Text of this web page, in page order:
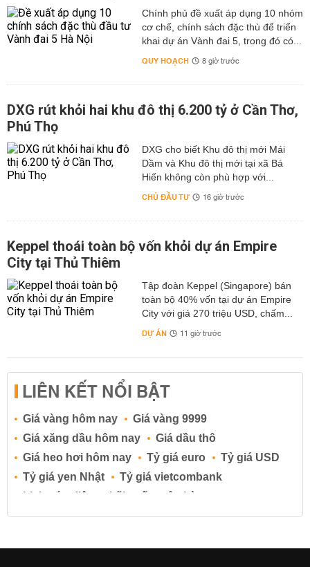
Chính phủ đề xuất áp dụng 10 nhóm
cơ chế, chính sách đặc thù để triển
khai dự án Vành đai 5, trong đó có...
QUY HOẠCH 8 giờ trước
DXG rút khỏi hai khu đô thị 6.200 tỷ ở Cần Thơ,
Phú Thọ
DXG cho biết Khu đô thị mới Mái
Dầm và Khu đô thị mới tại xã Bá
Hiến không còn phù hợp với...
CHỦ ĐẦU TƯ 16 giờ trước
Keppel thoái toàn bộ vốn khỏi dự án Empire
City tại Thủ Thiêm
Tập đoàn Keppel (Singapore) bán
toàn bộ 40% vốn tại dự án Empire
City với giá 270 triệu USD, chấm...
DỰ ÁN 11 giờ trước
LIÊN KẾT NỔI BẬT
Giá vàng hôm nay
Giá vàng 9999
Giá xăng dầu hôm nay
Giá dầu thô
Giá heo hơi hôm nay
Tỷ giá euro
Tỷ giá USD
Tỷ giá yen Nhật
Tỷ giá vietcombank
Lịch cúp điện
Lãi suất ngân hàng
Lãi suất tiết kiệm
Lãi suất tiền gửi